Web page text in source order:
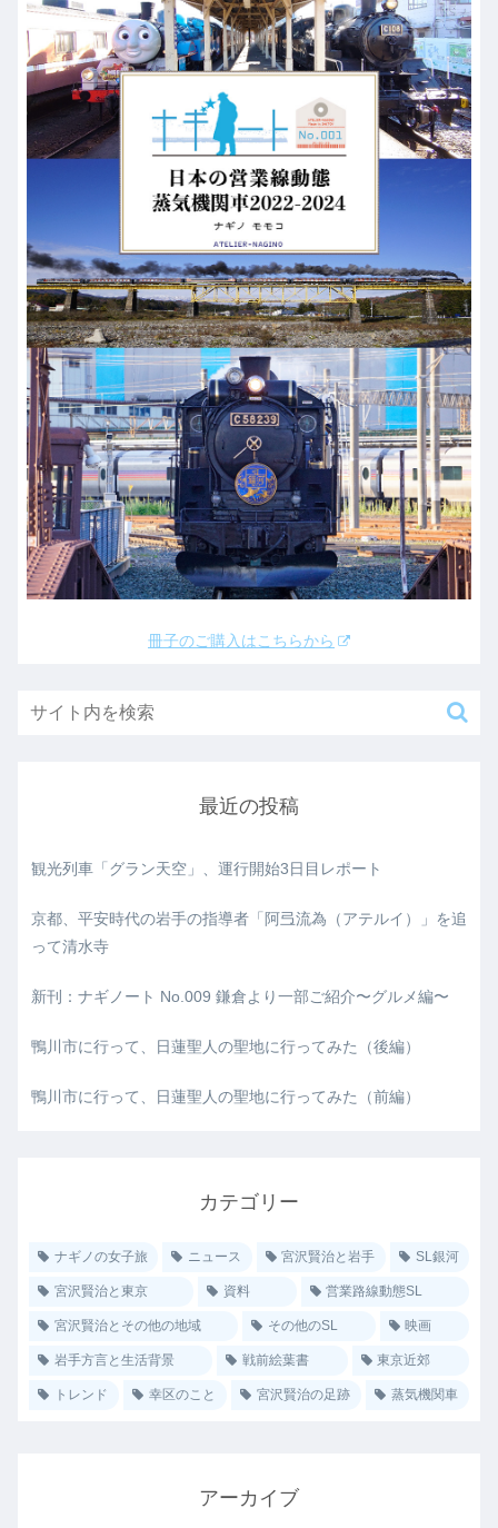
冊子のご購入はこちらから
最近の投稿
観光列車「グラン天空」、運行開始3日目レポート
京都、平安時代の岩手の指導者「阿弖流為（アテルイ）」を追
って清水寺
新刊：ナギノート No.009 鎌倉より一部ご紹介〜グルメ編〜
鴨川市に行って、日蓮聖人の聖地に行ってみた（後編）
鴨川市に行って、日蓮聖人の聖地に行ってみた（前編）
カテゴリー
ナギノの女子旅 ニュース 宮沢賢治と岩手 SL銀河
宮沢賢治と東京 資料 営業路線動態SL
宮沢賢治とその他の地域 その他のSL 映画
岩手方言と生活背景 戦前絵葉書 東京近郊
トレンド 幸区のこと 宮沢賢治の足跡 蒸気機関車
アーカイブ